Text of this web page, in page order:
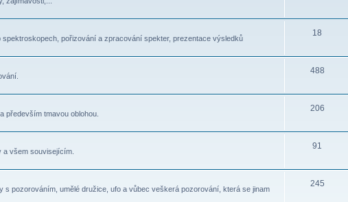
pořizování a zpracování spekter, prezentace výsledků
18
488
především tmavou oblohou.
206
a všem souvisejícím.
91
s pozorováním, umělé družice, ufo a vůbec veškerá pozorování, která se jinam
245